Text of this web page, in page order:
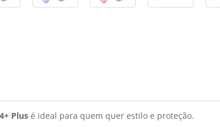
Plus é ideal para quem quer estilo e proteção.